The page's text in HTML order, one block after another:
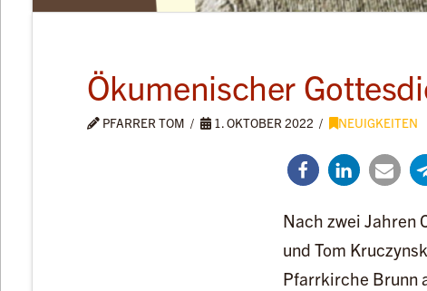
Ökumenischer
PFARRER TOM 1. OKTOBER 2022 NEUIGKEITEN
Nach zwei Jahren
und Tom
Pfarrkirche Brunn